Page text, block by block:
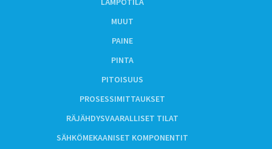
MUUT
PAINE
PINTA
PITOISUUS
PROSESSIMITTAUKSET
RÄJÄHDYSVAARALLISET TILAT
SÄHKÖMEKAANISET KOMPONENTIT